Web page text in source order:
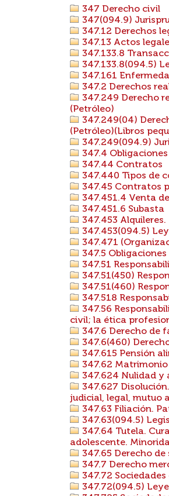
347 Derecho civil
347(094.9)
347.12 Derechos
347.13 Actos
347.133.8
347.133.8(094.5)
347.161
347.2 Derechos
347.249 Derecho
(Petróleo)
347.249(04)
(Petróleo)(Libros
347.249(094.9)
347.4
347.44 Contratos
347.440 Tipos de
347.45 Contratos
347.451.4 Venta
347.451.6 Subasta
347.453 Alquileres.
347.453(094.5)
347.471
347.5
347.51
347.51(450)
347.51(460)
347.518
347.56
civil; la ética
347.6 Derecho de
347.6(460)
347.615 Pensión
347.62
347.624 Nulidad y
347.627
judicial, legal, mutuo
347.63 Filiación.
347.63(094.5)
347.64 Tutela.
adolescente.
347.65 Derecho
347.7 Derecho
347.72
347.72(094.5)